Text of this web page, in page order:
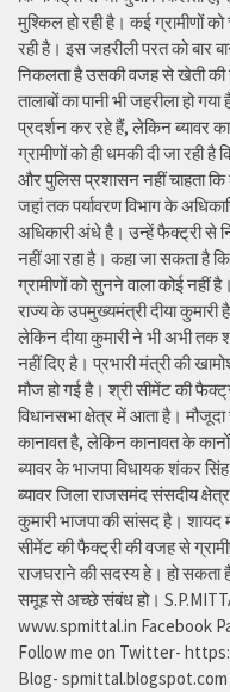
मुश्किल हो रही है। कई ग्रामीणों
रही है। इस जहरीली परत को बार
निकलता है उसकी वजह से खेती
तालाबों का पानी भी जहरीला हो
प्रदर्शन कर रहे हैं, लेकिन ब्यावर
ग्रामीणों को ही धमकी दी जा
और पुलिस प्रशासन नहीं चाहता
जहां तक पर्यावरण विभाग के
अधिकारी अंधे है। उन्हें फैक्ट्री से
नहीं आ रहा है। कहा जा सकता है कि
ग्रामीणों को सुनने वाला कोई नहीं
राज्य के उपमुख्यमंत्री दीया कुमारी
लेकिन दीया कुमारी ने भी अभी तक
नहीं दिए है। प्रभारी मंत्री की
मौज हो गई है। श्री सीमेंट की
विधानसभा क्षेत्र में आता है।
कानावत है, लेकिन कानावत के
ब्यावर के भाजपा विधायक शंकर
ब्यावर जिला राजसमंद संसदीय
कुमारी भाजपा की सांसद है। शायद
सीमेंट की फैक्ट्री की वजह से
राजघराने की सदस्य हे। हो सकता
समूह से अच्छे संबंध हो।
www.spmittal.in Facebook
Follow me on Twitter-
Blog- spmittal.blogspot.com